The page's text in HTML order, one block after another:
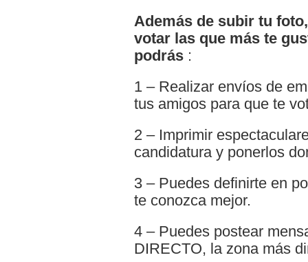
Además de subir tu
votar las que más te
podrás :
1 – Realizar envíos de
tus amigos para que te
2 – Imprimir
candidatura y ponerlos
3 – Puedes definirte en
te conozca mejor.
4 – Puedes postear
DIRECTO, la zona más